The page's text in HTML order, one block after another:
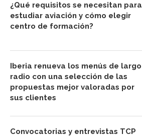
¿Qué requisitos se necesitan para
estudiar aviación y cómo elegir
centro de formación?
Iberia renueva los menús de largo
radio con una selección de las
propuestas mejor valoradas por
sus clientes
Convocatorias y entrevistas TCP